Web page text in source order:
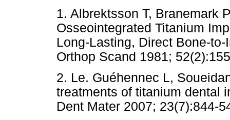
1. Albrektsson T, Branemark
Osseointegrated Titanium
Long-Lasting, Direct Bone-
Orthop Scand 1981;
2. Le. Guéhennec L,
treatments of titanium dental
Dent Mater 2007; 23(7):844-